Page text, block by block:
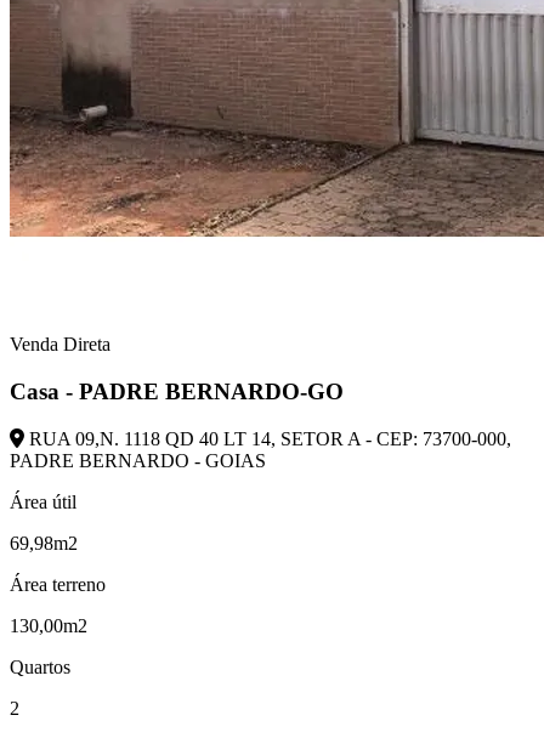
Venda Direta
Casa - PADRE BERNARDO-GO
RUA 09,N. 1118 QD 40 LT 14, SETOR A - CEP: 73700-000,
PADRE BERNARDO - GOIAS
Área útil
69,98m2
Área terreno
130,00m2
Quartos
2